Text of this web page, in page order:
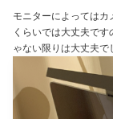
モニターによっては
くらいでは大丈夫で
ゃない限りは大丈夫で